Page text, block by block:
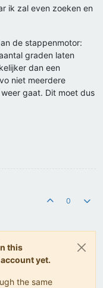
ik zal even zoeken en
de stappenmotor:
graden laten
dan een
niet meerdere
gaat. Dit moet dus
0
this
yet.
the same